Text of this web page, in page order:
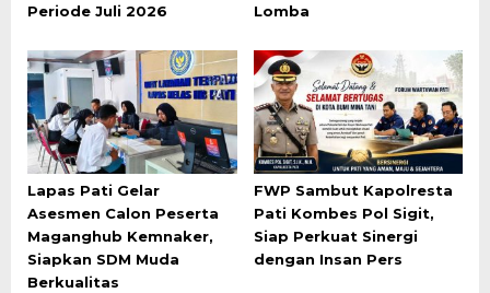
Periode Juli 2026
Lomba
Lapas Pati Gelar
Asesmen Calon Peserta
Maganghub Kemnaker,
Siapkan SDM Muda
Berkualitas
FWP Sambut Kapolresta
Pati Kombes Pol Sigit,
Siap Perkuat Sinergi
dengan Insan Pers